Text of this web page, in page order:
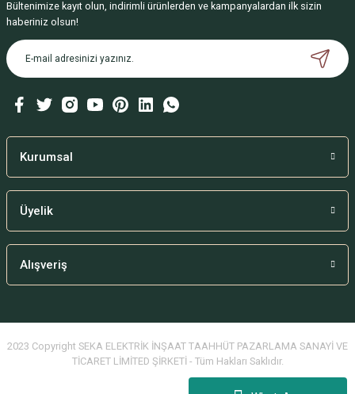
Bültenimize kayıt olun, indirimli ürünlerden ve kampanyalardan ilk sizin
haberiniz olsun!
Kurumsal
Üyelik
Alışveriş
2023 Copyright SEKA ELEKTRİK İNŞAAT TAAHHÜT PAZARLAMA SANAYİ VE
TİCARET LİMİTED ŞİRKETİ - Tüm Hakları Saklıdır.